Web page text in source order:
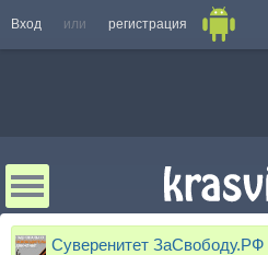
Вход или регистрация
Суверенитет ЗаСвободу.РФ